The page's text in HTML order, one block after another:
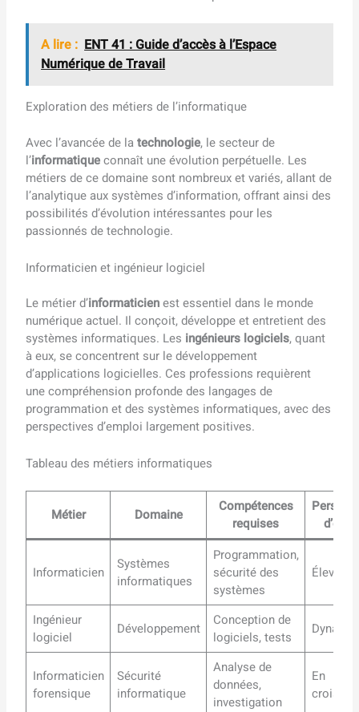
A lire : ENT 41 : Guide d’accès à l’Espace
Numérique de Travail
Exploration des métiers de l’informatique
Avec l’avancée de latechnologie, le secteur de
l’informatiqueconnaît une évolution perpétuelle. Les
métiers de ce domaine sont nombreux et variés, allant de
l’analytique aux systèmes d’information, offrant ainsi des
possibilités d’évolution intéressantes pour les
passionnés de technologie.
Informaticien et ingénieur logiciel
Le métier d’informaticienest essentiel dans le monde
numérique actuel. Il conçoit, développe et entretient des
systèmes informatiques. Les ingénieurs logiciels, quant
à eux, se concentrent sur le développement
d’applications logicielles. Ces professions requièrent
une compréhension profonde des langages de
programmation et des systèmes informatiques, avec des
perspectives d’emploi largement positives.
Tableau des métiers informatiques
Métier Domaine
Compétences
requises
Informaticien
Systèmes
informatiques
Programmation,
sécurité des
systèmes
Élevées
Ingénieur
logiciel
Développement
Conception de
logiciels, tests
Informaticien
forensique
Sécurité
informatique
Analyse de
données,
investigation
En